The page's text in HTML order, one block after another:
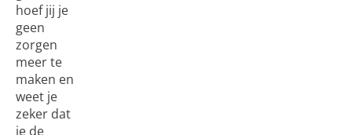
hoef jij je
geen
zorgen
meer te
maken en
weet je
zeker dat
je de